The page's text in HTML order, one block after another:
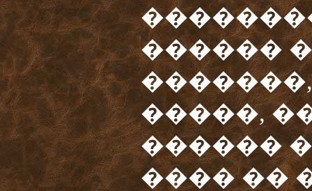
������
�����,
������
���� ��